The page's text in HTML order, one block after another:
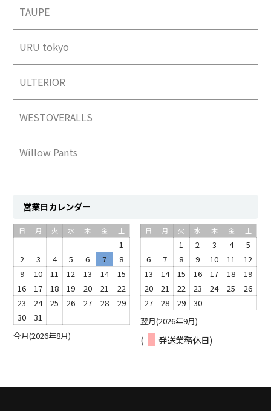
TAUPE
URU tokyo
ULTERIOR
WESTOVERALLS
Willow Pants
営業日カレンダー
今月(2026年8月)
日 月 火 水 木 金 土
1
2
3 4 5 6 7
8
9
10 11 12 13 14
15
16
17 18 19 20 21
22
23
24 25 26 27 28
29
30
31 翌月(2026年9月)
日 月 火 水 木 金 土
1 2 3 4
5
6
7 8 9 10 11
12
13
14 15 16 17 18
19
20
21 22 23 24 25
26
27
28 29 30
( 発送業務休日)